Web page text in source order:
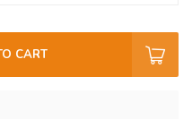
CART